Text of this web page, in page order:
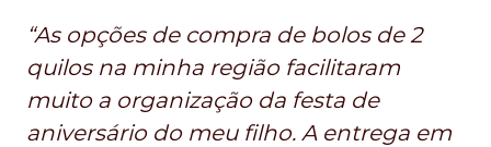
“As opções de compra de bolos de 2
quilos na minha região facilitaram
muito a organização da festa de
aniversário do meu filho. A entrega em